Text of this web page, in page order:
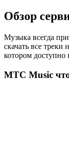
Обзор
Музыка всегда
скачать все
котором
МТС Music что